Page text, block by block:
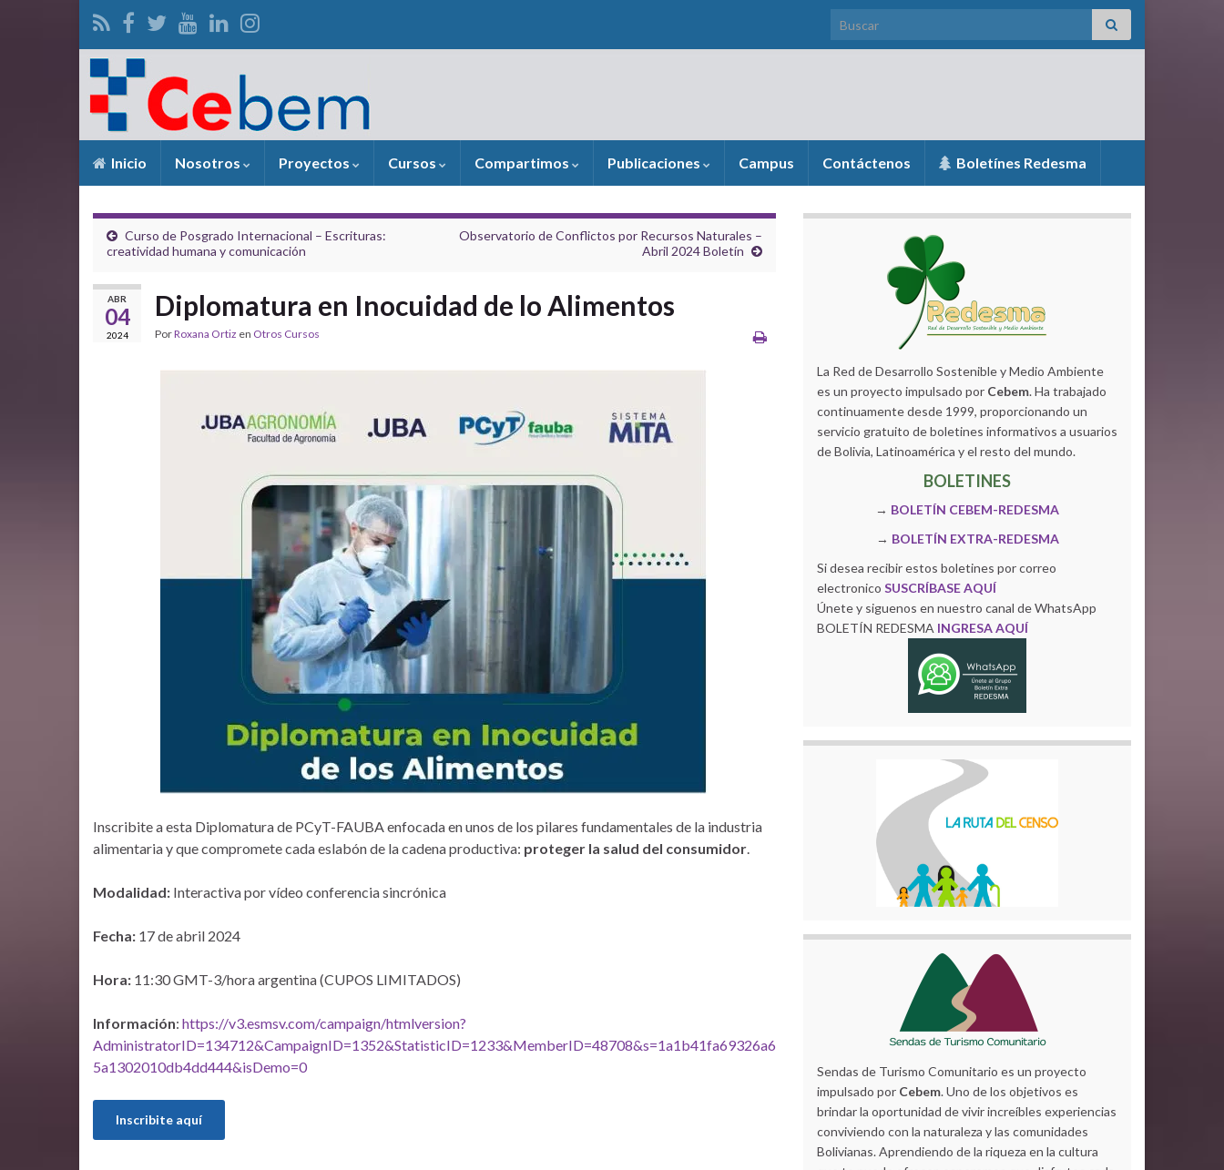
Search for:
Inicio Nosotros Proyectos Cursos Compartimos Publicaciones Campus Contáctenos Boletínes Redesma
Curso de Posgrado Internacional – Escrituras:
creatividad humana y comunicación
Observatorio de Conflictos por Recursos Naturales –
Abril 2024 Boletín
ABR
04
2024
Diplomatura en Inocuidad de lo Alimentos
PorRoxana Ortiz en Otros Cursos
Inscribite a esta Diplomatura de PCyT-FAUBA enfocada en unos de los pilares fundamentales de la industria
alimentaria y que compromete cada eslabón de la cadena productiva: proteger la salud del consumidor.
Modalidad: Interactiva por vídeo conferencia sincrónica
Fecha: 17 de abril 2024
Hora: 11:30 GMT-3/hora argentina (CUPOS LIMITADOS)
Información: https://v3.esmsv.com/campaign/htmlversion?
AdministratorID=134712&CampaignID=1352&StatisticID=1233&MemberID=48708&s=1a1b41fa69326a6
5a1302010db4dd444&isDemo=0
Inscribite aquí
La Red de Desarrollo Sostenible y Medio Ambiente
es un proyecto impulsado por Cebem. Ha trabajado
continuamente desde 1999, proporcionando un
servicio gratuito de boletines informativos a usuarios
de Bolivia, Latinoamérica y el resto del mundo.
BOLETINES
→ BOLETÍN CEBEM-REDESMA
→ BOLETÍN EXTRA-REDESMA
Si desea recibir estos boletines por correo
electronico SUSCRÍBASE AQUÍ
Únete y siguenos en nuestro canal de WhatsApp
BOLETÍN REDESMA INGRESA AQUÍ
Sendas de Turismo Comunitario es un proyecto
impulsado por Cebem. Uno de los objetivos es
brindar la oportunidad de vivir increíbles experiencias
conviviendo con la naturaleza y las comunidades
Bolivianas. Aprendiendo de la riqueza en la cultura